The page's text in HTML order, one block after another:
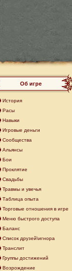
Об игре
История
Расы
Навыки
Игровые деньги
Сообщества
Альянсы
Бои
Проклятие
Свадьбы
Травмы и увечья
Таблица опыта
Торговые отношения в игре
Меню быстрого доступа
Баланс
Список друзей\игнора
Транслит
Группы достижений
Возрождение